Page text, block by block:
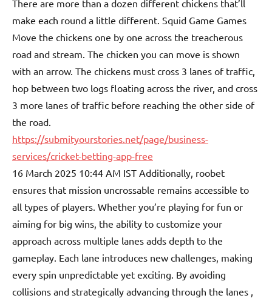
There are more than a dozen different chickens that’ll
make each round a little different. Squid Game Games
Move the chickens one by one across the treacherous
road and stream. The chicken you can move is shown
with an arrow. The chickens must cross 3 lanes of traffic,
hop between two logs floating across the river, and cross
3 more lanes of traffic before reaching the other side of
the road.
https://submityourstories.net/page/business-
services/cricket-betting-app-free
16 March 2025 10:44 AM IST Additionally, roobet
ensures that mission uncrossable remains accessible to
all types of players. Whether you’re playing for fun or
aiming for big wins, the ability to customize your
approach across multiple lanes adds depth to the
gameplay. Each lane introduces new challenges, making
every spin unpredictable yet exciting. By avoiding
collisions and strategically advancing through the lanes ,